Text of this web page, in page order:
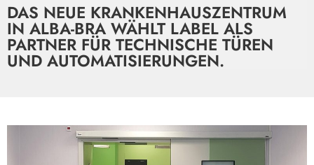
DAS NEUE KRANKENHAUSZENTRUM
IN ALBA-BRA WÄHLT LABEL ALS
PARTNER FÜR TECHNISCHE TÜREN
UND AUTOMATISIERUNGEN.